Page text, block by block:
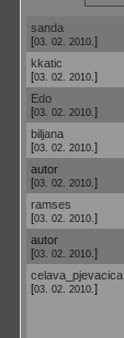
sanda
[03. 02. 2010. ]
kkatic
[03. 02. 2010. ]
Edo
[03. 02. 2010. ]
biljana
[03. 02. 2010. ]
autor
[03. 02. 2010. ]
ramses
[03. 02. 2010. ]
autor
[03. 02. 2010. ]
celava_pjevacica
[03. 02. 2010. ]